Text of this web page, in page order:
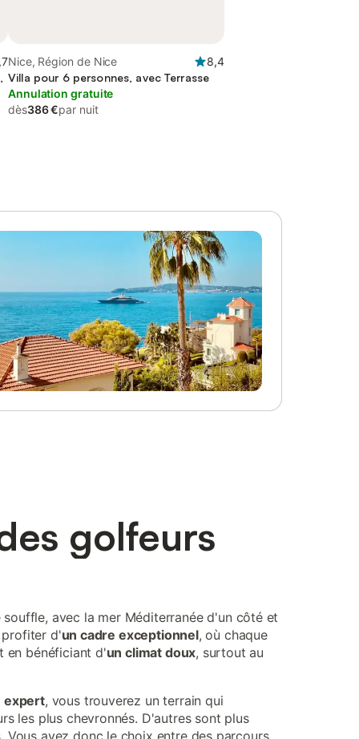
Nice, Région de Nice
8,4
Villa pour 6 personnes, avec Terrasse
Annulation gratuite
dès386 €par nuit
golfeurs
avec la mer Méditerranée d'un côté et
profiter d'un cadre exceptionnel, où chaque
en bénéficiant d'un climat doux, surtout au
expert, vous trouverez un terrain qui
les plus chevronnés. D'autres sont plus